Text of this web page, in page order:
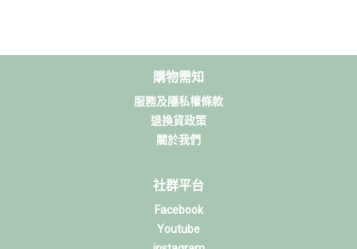
購物需知
服務及隱私權條款
退換貨政策
關於我們
社群平台
Facebook
Youtube